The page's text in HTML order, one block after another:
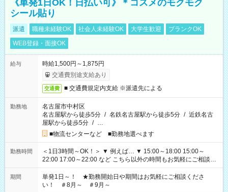
《単発1日OK！日払い可》＊コスメのモクモク
シール貼り
派遣 職種未経験OK 社会人未経験OK 大学生歓迎
ブランクOK
WEB登録・面接OK
給与
時給1,500円～1,875円
交通費別途支給あり
交通費 ■ 交通費規定内支給 ※派遣先による
勤務地
名古屋市中村区
名古屋駅から徒歩5分 / 名鉄名古屋駅から徒歩5分 / 近鉄名古
屋駅から徒歩5分 / …
■物流センターなど ■勤務地選べます
勤務時間
＜1日3時間～OK！＞ ▼ 例えば… ▼ 15:00～18:00 15:00～
22:00 17:00～22:00 など こちら以外の時間もお気軽にご相談く
ださい！
期間
単発1日～！ ★勤務開始日や期間はお気軽にご相談くださ
い！ ＃8月～ ＃9月～